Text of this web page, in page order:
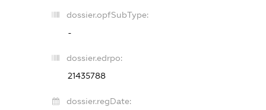
dossier.opfSubType:
-
dossier.edrpo:
21435788
dossier.regDate: